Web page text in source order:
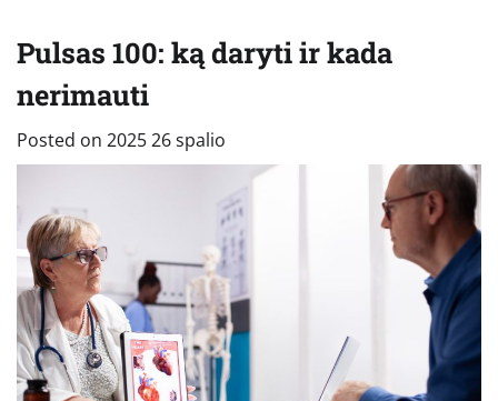
Pulsas 100: ką daryti ir kada
nerimauti
Posted on 2025 26 spalio